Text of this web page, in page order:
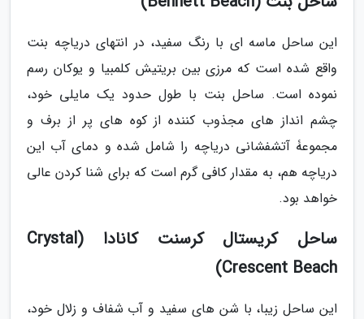
این ساحل ماسه ای با رنگ سفید، در انتهای دریاچه بنت
واقع شده است که مرزی بین بریتیش کلمبیا و یوکان رسم
نموده است. ساحل بنت با طول حدود یک مایلی خود،
چشم انداز های مجذوب کننده از کوه های پر از برف و
مجموعۀ آتشفشانی دریاچه را شامل شده و دمای آب این
دریاچه هم، به مقدار کافی گرم است که برای شنا کردن عالی
خواهد بود.
ساحل کریستال کرسنت کانادا (Crystal
Crescent Beach)
این ساحل زیبا، با شن های سفید و آب شفاف و زلال خود،